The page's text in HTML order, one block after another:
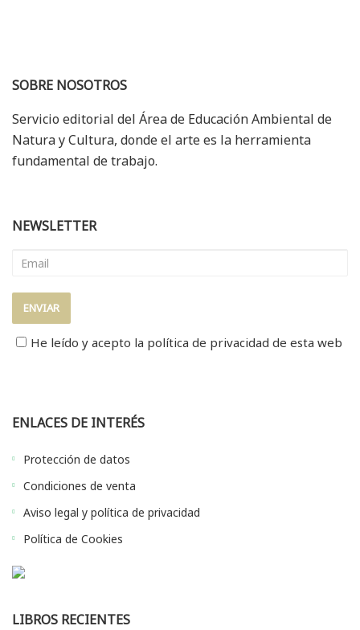
SOBRE NOSOTROS
Servicio editorial del Área de Educación Ambiental de
Natura y Cultura, donde el arte es la herramienta
fundamental de trabajo.
NEWSLETTER
He leído y acepto la política de privacidad de esta web
ENLACES DE INTERÉS
Protección de datos
Condiciones de venta
Aviso legal y política de privacidad
Política de Cookies
LIBROS RECIENTES